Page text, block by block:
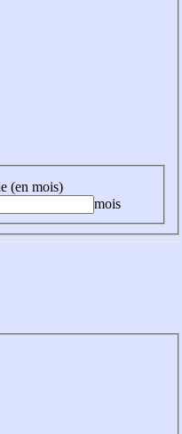
(en mois)
mois